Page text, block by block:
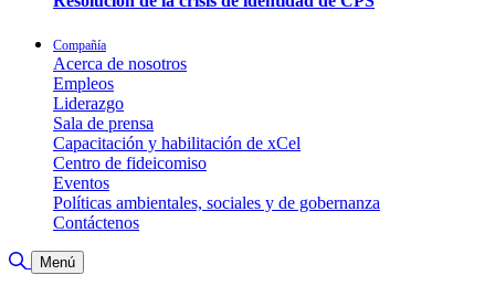
Compañía
Acerca de nosotros
Empleos
Liderazgo
Sala de prensa
Capacitación y habilitación de xCel
Centro de fideicomiso
Eventos
Políticas ambientales, sociales y de gobernanza
Contáctenos
Alternar búsqueda
Menú